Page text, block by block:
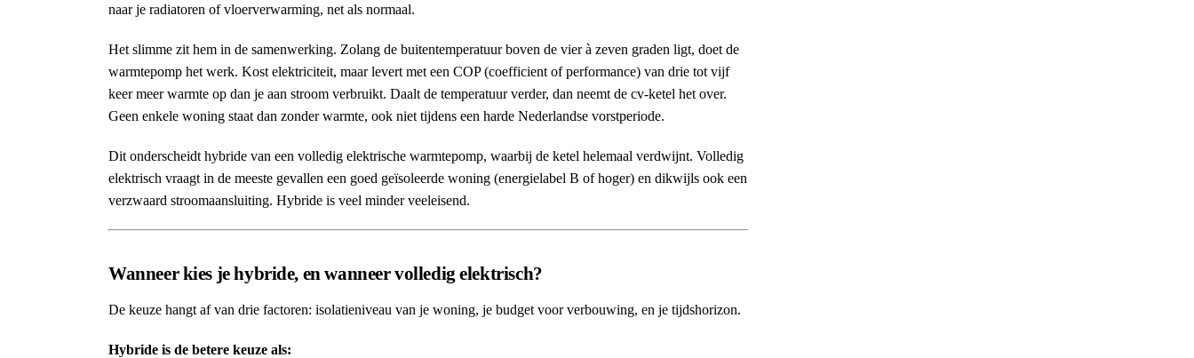
naar je radiatoren of vloerverwarming, net als normaal.
Het slimme zit hem in de samenwerking. Zolang de buitentemperatuur boven de vier à zeven graden ligt, doet de
warmtepomp het werk. Kost elektriciteit, maar levert met een COP (coefficient of performance) van drie tot vijf
keer meer warmte op dan je aan stroom verbruikt. Daalt de temperatuur verder, dan neemt de cv-ketel het over.
Geen enkele woning staat dan zonder warmte, ook niet tijdens een harde Nederlandse vorstperiode.
Dit onderscheidt hybride van een volledig elektrische warmtepomp, waarbij de ketel helemaal verdwijnt. Volledig
elektrisch vraagt in de meeste gevallen een goed geïsoleerde woning (energielabel B of hoger) en dikwijls ook een
verzwaard stroomaansluiting. Hybride is veel minder veeleisend.
Wanneer kies je hybride, en wanneer volledig elektrisch?
De keuze hangt af van drie factoren: isolatieniveau van je woning, je budget voor verbouwing, en je tijdshorizon.
Hybride is de betere keuze als: